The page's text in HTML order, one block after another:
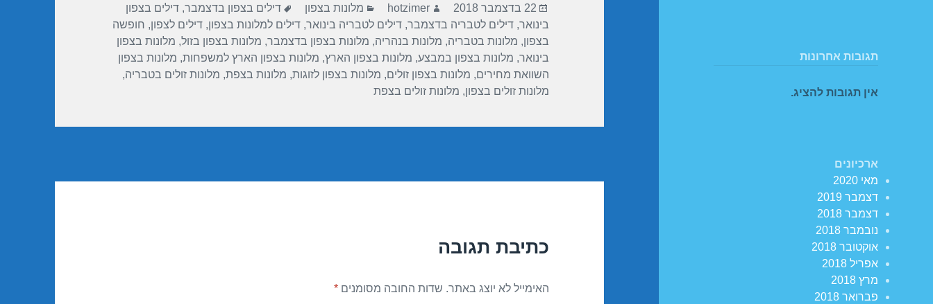
תגובות אחרונות
אין תגובות להציג.
ארכיונים
מאי 2020
דצמבר 2019
דצמבר 2018
נובמבר 2018
אוקטובר 2018
אפריל 2018
מרץ 2018
פברואר 2018
o
o
k
p
p
m
פורסם
בתאריך
22 בדצמבר 2018 מחבר
hotzimer קטגוריות
מלונות בצפון תגיות
דילים בצפון בדצמבר,דילים בצפון
בינואר,דילים לטבריה בדצמבר,דילים לטבריה בינואר,דילים למלונות בצפון,דילים לצפון, חופשה
בצפון, מלונות בטבריה, מלונות בנהריה, מלונות בצפון בדצמבר, מלונות בצפון בזול, מלונות בצפון
בינואר, מלונות בצפון במבצע, מלונות בצפון הארץ, מלונות בצפון הארץ למשפחות, מלונות בצפון
השוואת מחירים, מלונות בצפון זולים, מלונות בצפון לזוגות, מלונות בצפת, מלונות זולים בטבריה,
מלונות זולים בצפון, מלונות זולים בצפת
כתיבת תגובה
האימייל לא יוצג באתר. שדות החובה מסומנים*